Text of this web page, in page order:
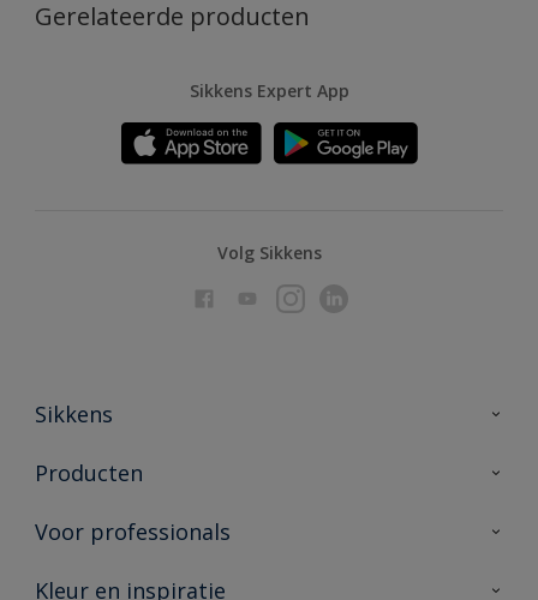
Gerelateerde producten
Sikkens Expert App
Volg Sikkens
Sikkens
Over Sikkens
Duurzaamheid
Producten
Producten voor binnen
Vind je verkooppunt
Voor professionals
Advies & service
Kleur en inspiratie